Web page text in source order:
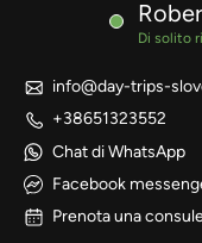
Di solito
info@day-trips-
+38651323552
Chat di WhatsApp
Facebook
Prenota una